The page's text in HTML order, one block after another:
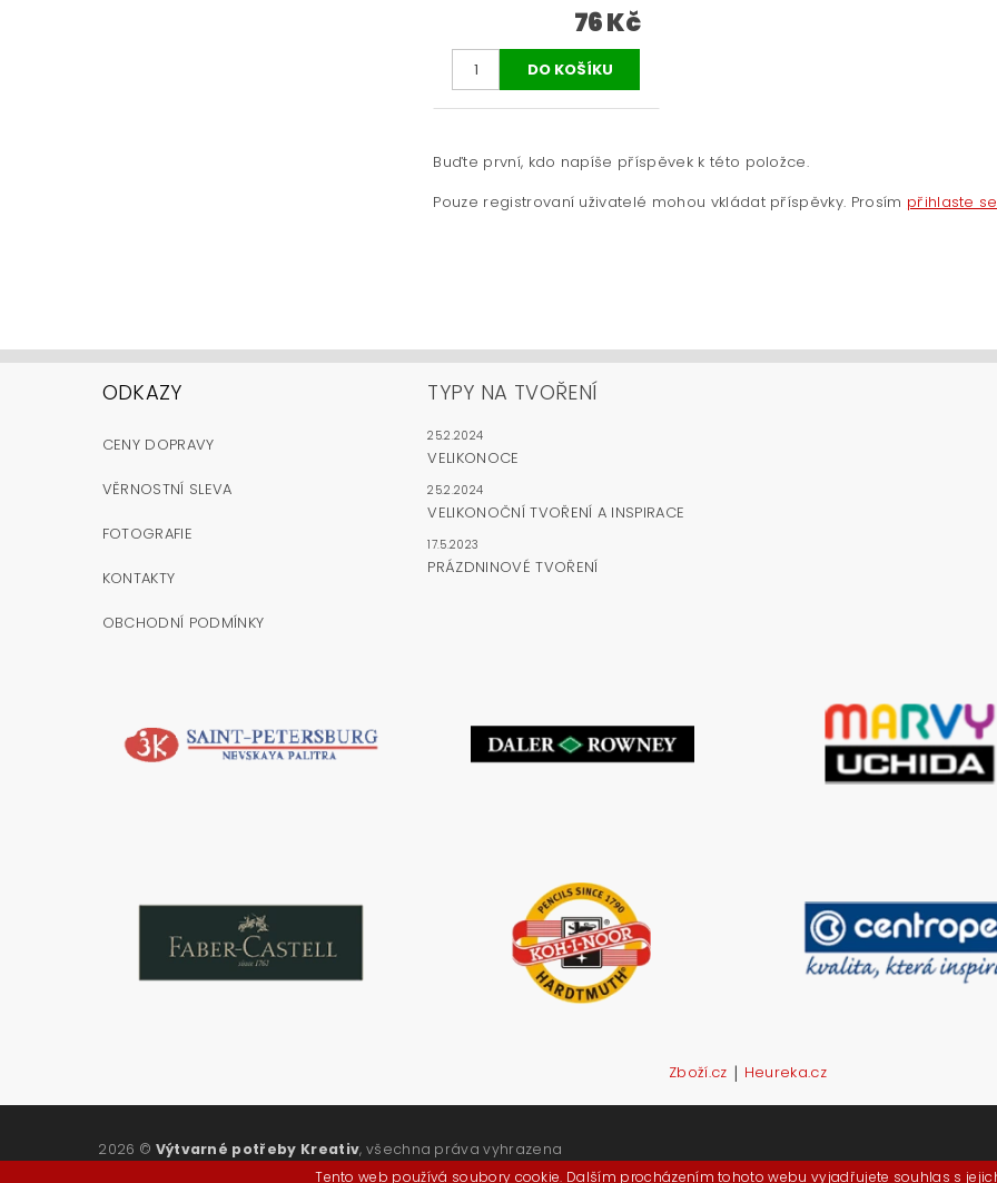
76 Kč
Buďte první, kdo napíše příspěvek k této položce.
Pouze registrovaní uživatelé mohou vkládat příspěvky. Prosím přihlaste se
ODKAZY
CENY DOPRAVY
VĚRNOSTNÍ SLEVA
FOTOGRAFIE
KONTAKTY
OBCHODNÍ PODMÍNKY
TYPY NA TVOŘENÍ
25.2.2024
VELIKONOCE
25.2.2024
VELIKONOČNÍ TVOŘENÍ A INSPIRACE
17.5.2023
PRÁZDNINOVÉ TVOŘENÍ
Zboží.cz | Heureka.cz
2026 © Výtvarné potřeby Kreativ, všechna práva vyhrazena
Tento web používá soubory cookie. Dalším procházením tohoto webu vyjadřujete souhlas s